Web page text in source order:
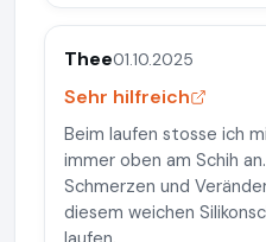
Thee01.10.2025
Sehr hilfreich
Beim laufen stosse ich
immer oben am Schih
Schmerzen und
diesem weichen